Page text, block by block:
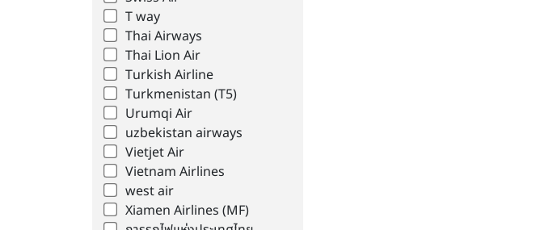
T way
Thai Airways
Thai Lion Air
Turkish Airline
Turkmenistan (T5)
Urumqi Air
uzbekistan airways
Vietjet Air
Vietnam Airlines
west air
Xiamen Airlines (MF)